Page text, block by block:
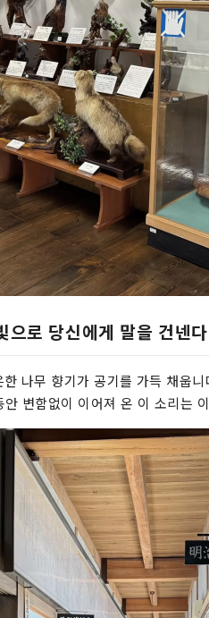
으로 당신에게 말을 건넨다
나무 향기가 공기를 가득 채웁
변함없이 이어져 온 이 소리는